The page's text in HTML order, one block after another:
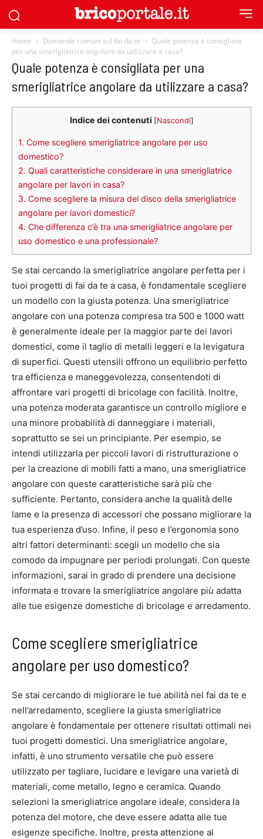
Home Domande comuni sul fai da te
Quale potenza è consigliata
per una smerigliatrice angolare da utilizzare a casa?
Quale potenza è consigliata per una
smerigliatrice angolare da utilizzare a casa?
Indice dei contenuti [Nascondi]
1. Come scegliere smerigliatrice angolare per uso
domestico?
2. Quali caratteristiche considerare in una smerigliatrice
angolare per lavori in casa?
3. Come scegliere la misura del disco della smerigliatrice
angolare per lavori domestici?
4. Che differenza c’è tra una smerigliatrice angolare per
uso domestico e una professionale?
Se stai cercando la smerigliatrice angolare perfetta per i
tuoi progetti di fai da te a casa, è fondamentale scegliere
un modello con la giusta potenza. Una smerigliatrice
angolare con una potenza compresa tra 500 e 1000 watt
è generalmente ideale per la maggior parte dei lavori
domestici, come il taglio di metalli leggeri e la levigatura
di superfici. Questi utensili offrono un equilibrio perfetto
tra efficienza e maneggevolezza, consentendoti di
affrontare vari progetti di bricolage con facilità. Inoltre,
una potenza moderata garantisce un controllo migliore e
una minore probabilità di danneggiare i materiali,
soprattutto se sei un principiante. Per esempio, se
intendi utilizzarla per piccoli lavori di ristrutturazione o
per la creazione di mobili fatti a mano, una smerigliatrice
angolare con queste caratteristiche sarà più che
sufficiente. Pertanto, considera anche la qualità delle
lame e la presenza di accessori che possano migliorare la
tua esperienza d’uso. Infine, il peso e l’ergonomia sono
altri fattori determinanti: scegli un modello che sia
comodo da impugnare per periodi prolungati. Con queste
informazioni, sarai in grado di prendere una decisione
informata e trovare la smerigliatrice angolare più adatta
alle tue esigenze domestiche di bricolage e arredamento.
Come scegliere smerigliatrice
angolare per uso domestico?
Se stai cercando di migliorare le tue abilità nel fai da te e
nell’arredamento, scegliere la giusta smerigliatrice
angolare è fondamentale per ottenere risultati ottimali nei
tuoi progetti domestici. Una smerigliatrice angolare,
infatti, è uno strumento versatile che può essere
utilizzato per tagliare, lucidare e levigare una varietà di
materiali, come metallo, legno e ceramica. Quando
selezioni la smerigliatrice angolare ideale, considera la
potenza del motore, che deve essere adatta alle tue
esigenze specifiche. Inoltre, presta attenzione al